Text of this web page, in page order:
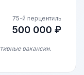
75-й перцентиль
500 000 ₽
вакансии.